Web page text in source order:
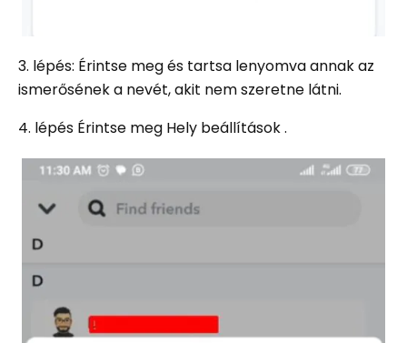
3. lépés: Érintse meg és tartsa lenyomva annak az
ismerősének a nevét, akit nem szeretne látni.
4. lépés Érintse meg Hely beállítások .